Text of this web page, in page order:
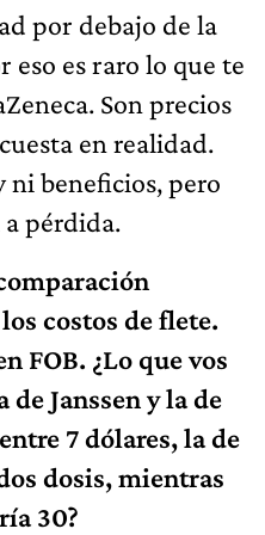
por debajo de la
eso es raro lo que te
Son precios
en realidad.
ni beneficios, pero
pérdida.
costos de flete.
FOB. ¿Lo que vos
de Janssen y la de
7 dólares, la de
dosis, mientras
30?